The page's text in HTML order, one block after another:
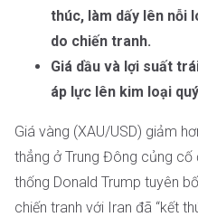
thúc, làm dấy lên nỗi
do chiến tranh.
Giá dầu và lợi suất
áp lực lên kim loại
Giá vàng (XAU/USD) giảm
thẳng ở Trung Đông củng cố
thống Donald Trump tuyên
chiến tranh với Iran đã “kết